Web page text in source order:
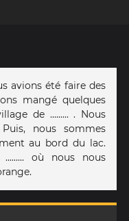
avions été faire des
mangé quelques
de ......... . Nous
nous sommes
au bord du lac.
où nous nous